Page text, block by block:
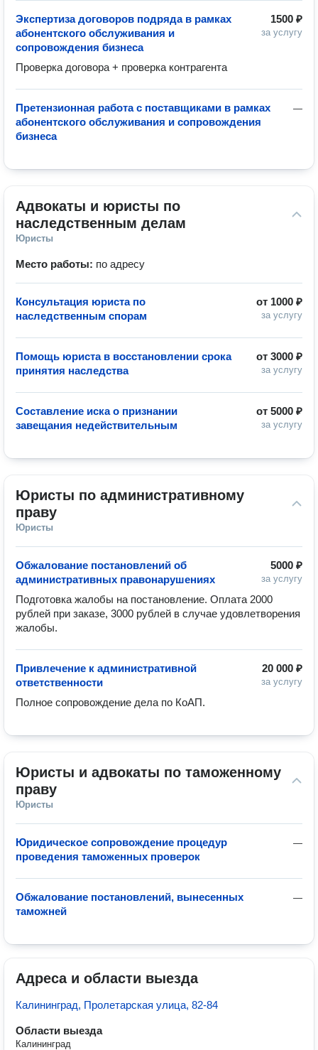
1500 ₽
за услугу
Экспертиза договоров подряда в рамках
абонентского обслуживания и
сопровождения бизнеса
Проверка договора + проверка контрагента
—
Претензионная работа с поставщиками в рамках
абонентского обслуживания и сопровождения
бизнеса
Адвокаты и юристы по
наследственным делам
Юристы
Место работы: по адресу
от 1000 ₽
за услугу
Консультация юриста по
наследственным спорам
от 3000 ₽
за услугу
Помощь юриста в восстановлении срока
принятия наследства
от 5000 ₽
за услугу
Составление иска о признании
завещания недействительным
Юристы по административному
праву
Юристы
5000 ₽
за услугу
Обжалование постановлений об
административных правонарушениях
Подготовка жалобы на постановление. Оплата 2000
рублей при заказе, 3000 рублей в случае удовлетворения
жалобы.
20 000 ₽
за услугу
Привлечение к административной
ответственности
Юристы и адвокаты по таможенному
праву
Юристы
—
Юридическое сопровождение процедур
проведения таможенных проверок
—
Обжалование постановлений, вынесенных
таможней
Адреса и области выезда
Калининград, Пролетарская улица, 82-84
Области выезда
Калининград